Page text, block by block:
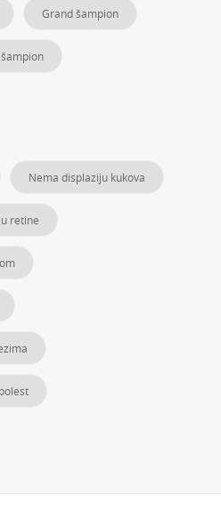
Grand šampion
Nema displaziju kukova
retine